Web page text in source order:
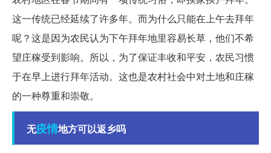
这一传统已经延续了许多年。而为什么只能在上午去拜年
呢？这是因为农民认为下午拜年地里容易长草，他们不希
望庄稼受到影响。所以，为了保证丰收和平安，农民习惯
于在早上进行拜年活动。这也是农村社会中对土地和庄稼
的一种尊重和崇敬。
无疫情地方可以返乡吗